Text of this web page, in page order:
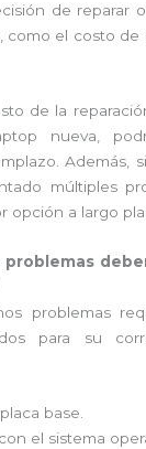
de reparar
como el costo de
de la
nueva,
Además,
múltiples
opción a largo
problemas
problemas
para su
base.
el sistema